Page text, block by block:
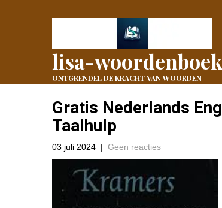
lisa-
ONTGRENDEL DE KRACHT VAN WOORDEN
Gratis Nederlands
Taalhulp
03 juli 2024 | Geen reacties